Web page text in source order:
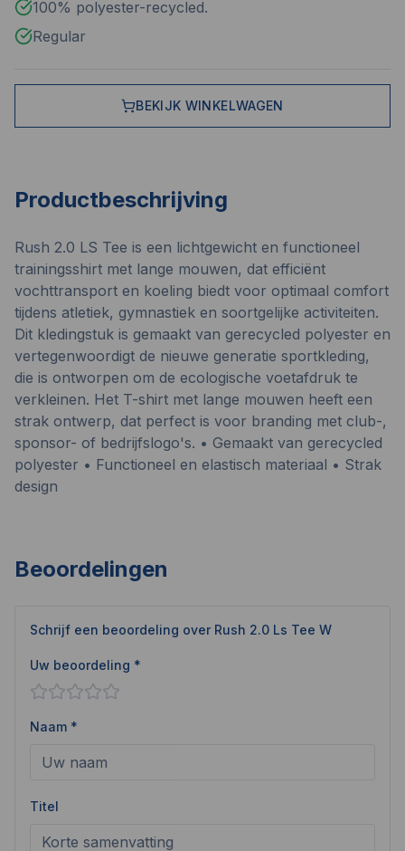
100% polyester-recycled.
Regular
BEKIJK WINKELWAGEN
Productbeschrijving
Rush 2.0 LS Tee is een lichtgewicht en functioneel
trainingsshirt met lange mouwen, dat efficiënt
vochttransport en koeling biedt voor optimaal comfort
tijdens atletiek, gymnastiek en soortgelijke activiteiten.
Dit kledingstuk is gemaakt van gerecycled polyester en
vertegenwoordigt de nieuwe generatie sportkleding,
die is ontworpen om de ecologische voetafdruk te
verkleinen. Het T-shirt met lange mouwen heeft een
strak ontwerp, dat perfect is voor branding met club-,
sponsor- of bedrijfslogo's. • Gemaakt van gerecycled
polyester • Functioneel en elastisch materiaal • Strak
design
Beoordelingen
Schrijf een beoordeling over Rush 2.0 Ls Tee W
Uw beoordeling *
Naam *
Titel